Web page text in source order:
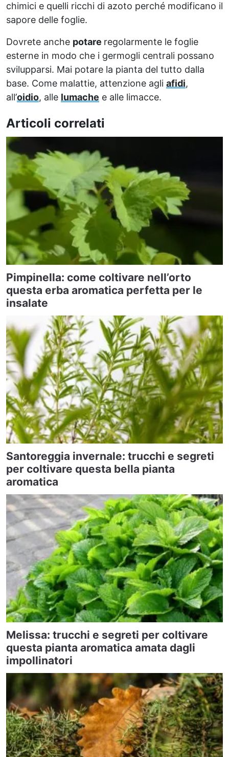
chimici e quelli ricchi di azoto perché modificano il
sapore delle foglie.
Dovrete anche potare regolarmente le foglie
esterne in modo che i germogli centrali possano
svilupparsi. Mai potare la pianta del tutto dalla
base. Come malattie, attenzione agli afidi,
all’oidio, alle lumache e alle limacce.
Articoli correlati
Pimpinella: come coltivare nell’orto
questa erba aromatica perfetta per le
insalate
Santoreggia invernale: trucchi e segreti
per coltivare questa bella pianta
aromatica
Melissa: trucchi e segreti per coltivare
questa pianta aromatica amata dagli
impollinatori